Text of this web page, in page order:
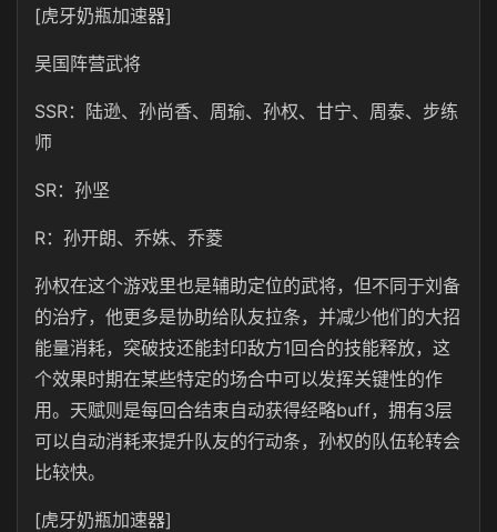
[虎牙奶瓶加速器]
吴国阵营武将
SSR：陆逊、孙尚香、周瑜、孙权、甘宁、周泰、步练
师
SR：孙坚
R：孙开朗、乔姝、乔菱
孙权在这个游戏里也是辅助定位的武将，但不同于刘备
的治疗，他更多是协助给队友拉条，并减少他们的大招
能量消耗，突破技还能封印敌方1回合的技能释放，这
个效果时期在某些特定的场合中可以发挥关键性的作
用。天赋则是每回合结束自动获得经略buff，拥有3层
可以自动消耗来提升队友的行动条，孙权的队伍轮转会
比较快。
[虎牙奶瓶加速器]